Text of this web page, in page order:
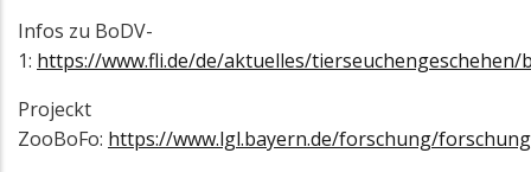
Infos zu BoDV-
1: https://www.fli.de/de/aktuelles/
Projeckt
ZooBoFo: https://www.lgl.bayern.de/forschung/